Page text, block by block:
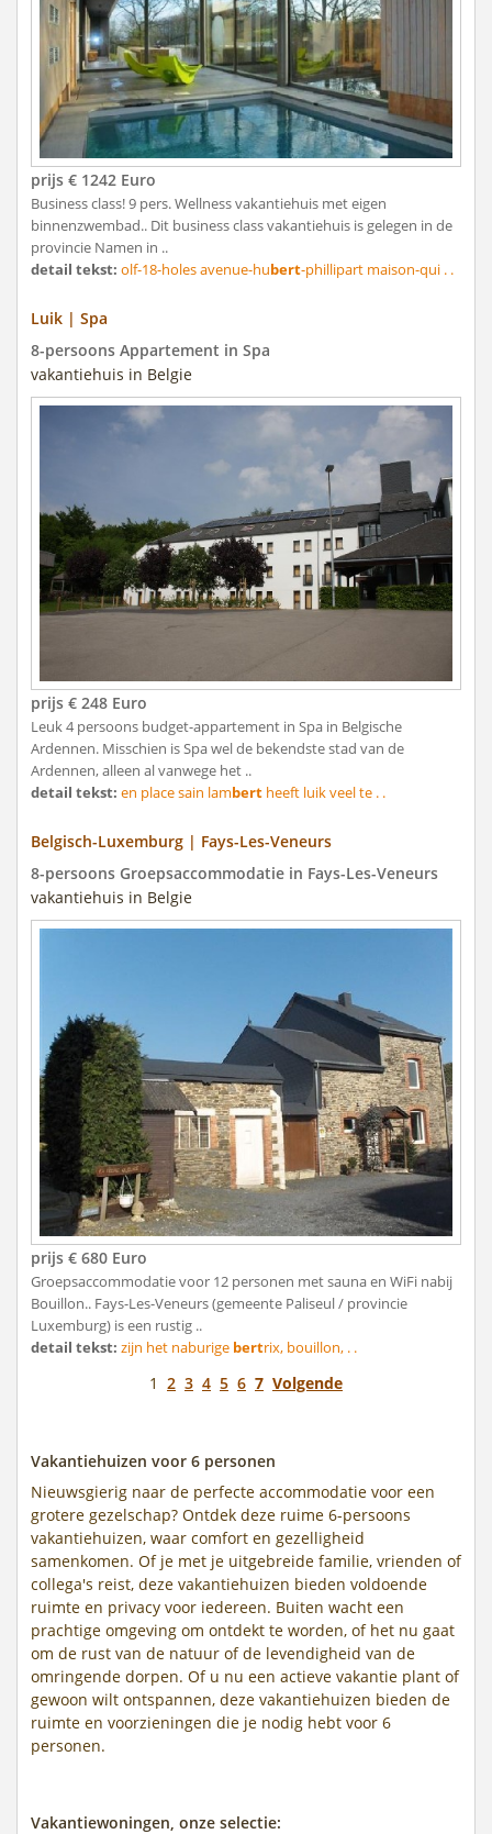
prijs € 1242 Euro
Business class! 9 pers. Wellness vakantiehuis met eigen
binnenzwembad.. Dit business class vakantiehuis is gelegen in de
provincie Namen in ..
detail tekst: olf-18-holes avenue-hubert-phillipart maison-qui . .
Luik | Spa
8-persoons Appartement in Spa
vakantiehuis in Belgie
prijs € 248 Euro
Leuk 4 persoons budget-appartement in Spa in Belgische
Ardennen. Misschien is Spa wel de bekendste stad van de
Ardennen, alleen al vanwege het ..
detail tekst: en place sain lambert heeft luik veel te . .
Belgisch-Luxemburg | Fays-Les-Veneurs
8-persoons Groepsaccommodatie in Fays-Les-Veneurs
vakantiehuis in Belgie
prijs € 680 Euro
Groepsaccommodatie voor 12 personen met sauna en WiFi nabij
Bouillon.. Fays-Les-Veneurs (gemeente Paliseul / provincie
Luxemburg) is een rustig ..
detail tekst: zijn het naburige bertrix, bouillon, . .
1 2 3 4 5 6 7 Volgende
Vakantiehuizen voor 6 personen
Nieuwsgierig naar de perfecte accommodatie voor een
grotere gezelschap? Ontdek deze ruime 6-persoons
vakantiehuizen, waar comfort en gezelligheid
samenkomen. Of je met je uitgebreide familie, vrienden of
collega's reist, deze vakantiehuizen bieden voldoende
ruimte en privacy voor iedereen. Buiten wacht een
prachtige omgeving om ontdekt te worden, of het nu gaat
om de rust van de natuur of de levendigheid van de
omringende dorpen. Of u nu een actieve vakantie plant of
gewoon wilt ontspannen, deze vakantiehuizen bieden de
ruimte en voorzieningen die je nodig hebt voor 6
personen.
Vakantiewoningen, onze selectie: